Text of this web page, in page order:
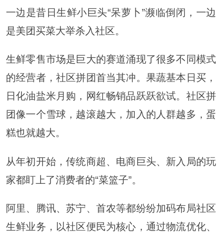
一边是昔日生鲜小巨头“呆萝卜”濒临倒闭，一边
是美团买菜大举杀入社区。
生鲜零售市场是巨大的赛道涌现了很多不同模式
的经营者，社区拼团首当其冲。果蔬基本日买，
日化油盐米月购，网红畅销品跃跃欲试。社区拼
团像一个雪球，越滚越大，加入的人群越多，蛋
糕也就越大。
从年初开始，传统商超、电商巨头、新入局的玩
家都盯上了消费者的“菜篮子”。
阿里、腾讯、苏宁、首农等都纷纷加码布局社区
生鲜业务，以社区便民为核心，通过物流优化、